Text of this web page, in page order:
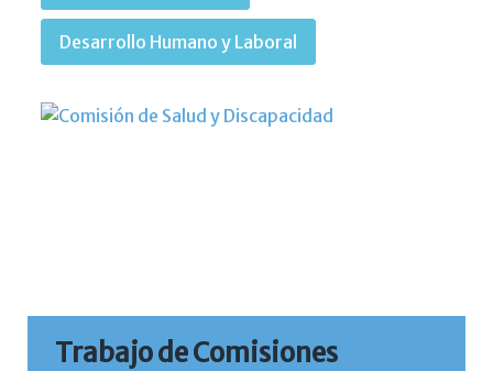
Desarrollo Humano y Laboral
Trabajo de Comisiones